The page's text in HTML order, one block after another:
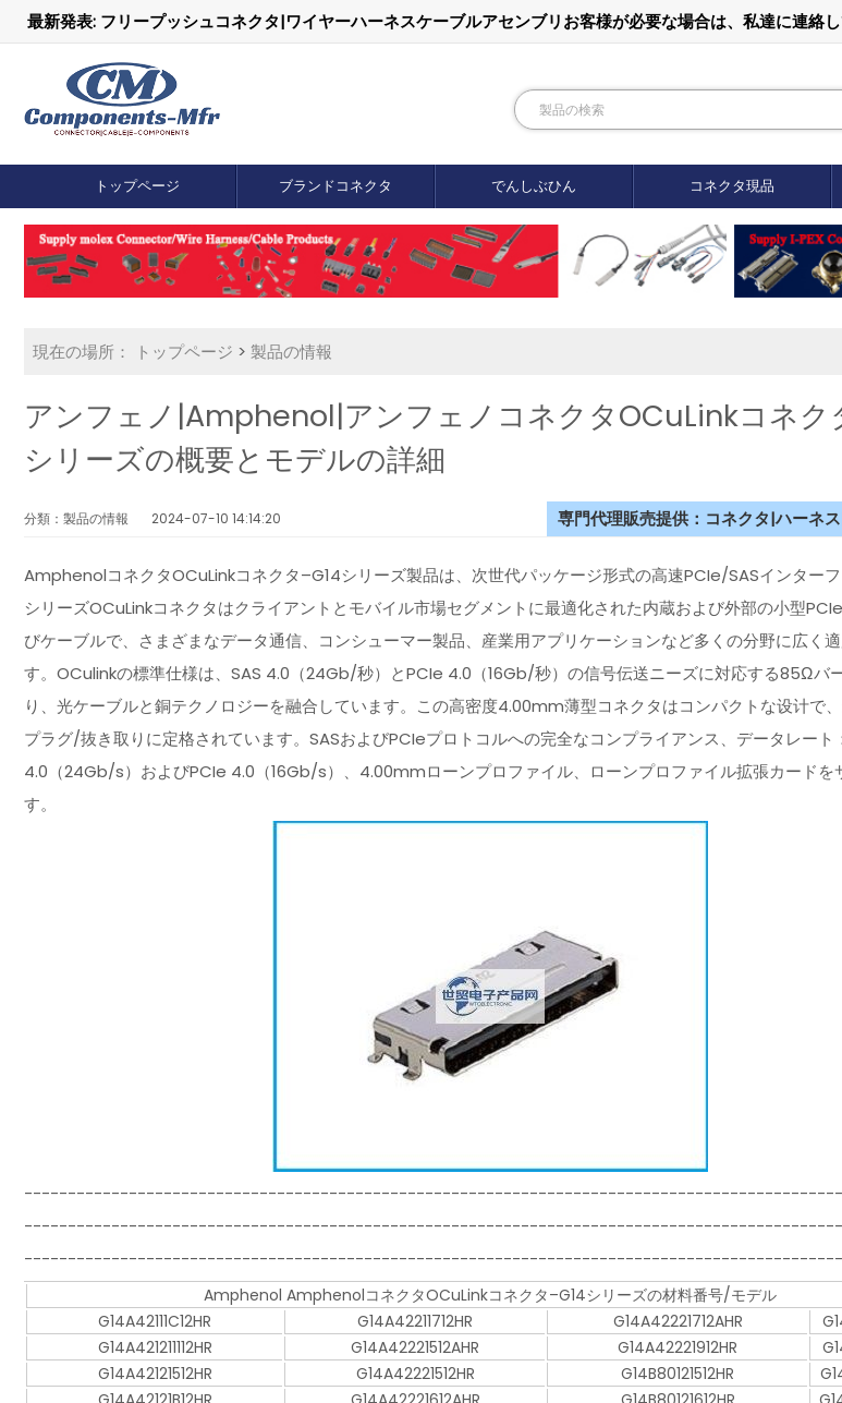
最新発表: フリープッシュコネクタ|ワイヤーハーネスケーブルアセンブリお客様が必要な場合は、私達に連絡し
トップページ ブランドコネクタ でんしぶひん コネクタ現品
現在の場所： トップページ > 製品の情報
アンフェノ|Amphenol|アンフェノコネクタOCuLinkコネク
シリーズの概要とモデルの詳細
分類：製品の情報 2024-07-10 14:14:20 専門代理販売提供：コネクタ|ハーネ
AmphenolコネクタOCuLinkコネクタ–G14シリーズ製品は、次世代パッケージ形式の高速PCIe/SASインター
シリーズOCuLinkコネクタはクライアントとモバイル市場セグメントに最適化された内蔵および外部の小型
びケーブルで、さまざまなデータ通信、コンシューマー製品、産業用アプリケーションなど多くの分野に広く
す。OCulinkの標準仕様は、SAS 4.0（24Gb/秒）とPCIe 4.0（16Gb/秒）の信号伝送ニーズに対応する85Ωバ
り、光ケーブルと銅テクノロジーを融合しています。この高密度4.00mm薄型コネクタはコンパクトな设计で
プラグ/抜き取りに定格されています。SASおよびPCIeプロトコルへの完全なコンプライアンス、データレート
4.0（24Gb/s）およびPCIe 4.0（16Gb/s）、4.00mmローンプロファイル、ローンプロファイル拡張カードを
す。
----------------------------------------------------------------------------------------------
Amphenol AmphenolコネクタOCuLinkコネクタ–G14シリーズの材料番号/モデル
G14A42111C12HR
G14A42211712HR G14A42221712AHR
G14A421211112HR
G14A42221512AHR G14A42221912HR
G14A42121512HR
G14A42221512HR G14B80121512HR